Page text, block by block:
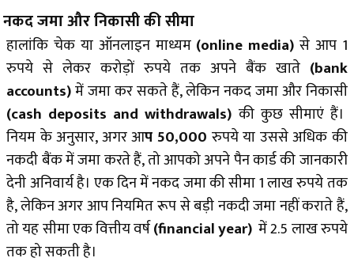
नकद जमा और निकासी की सीमा
हालांकि चेक या ऑनलाइन माध्यम (online media)से आप 1
रुपये से लेकर करोड़ों रुपये तक अपने बैंक खाते(bank
accounts)में जमा कर सकते हैं, लेकिन नकद जमा और निकासी
(cash deposits and withdrawals) की कुछ सीमाएं हैं।
नियम के अनुसार, अगर आप 50,000 रुपये या उससे अधिक की
नकदी बैंक में जमा करते हैं, तो आपको अपने पैन कार्ड की जानकारी
देनी अनिवार्य है। एक दिन में नकद जमा की सीमा 1 लाख रुपये तक
है, लेकिन अगर आप नियमित रूप से बड़ी नकदी जमा नहीं कराते हैं,
तो यह सीमा एक वित्तीय वर्ष(financial year) में 2.5 लाख रुपये
तक हो सकती है।